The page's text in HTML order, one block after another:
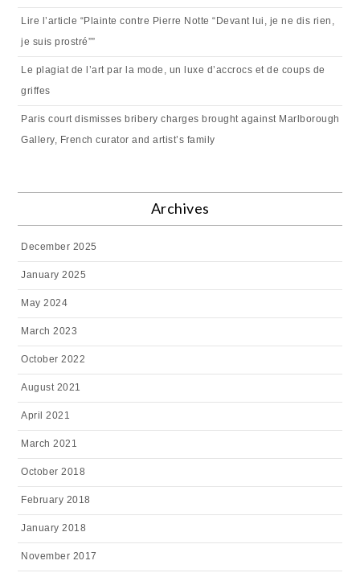
Lire l’article “Plainte contre Pierre Notte “Devant lui, je ne dis rien,
je suis prostré””
Le plagiat de l’art par la mode, un luxe d’accrocs et de coups de
griffes
Paris court dismisses bribery charges brought against Marlborough
Gallery, French curator and artist’s family
Archives
December 2025
January 2025
May 2024
March 2023
October 2022
August 2021
April 2021
March 2021
October 2018
February 2018
January 2018
November 2017